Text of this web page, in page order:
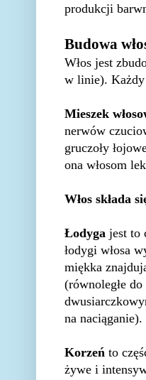
produkcji
Budowa
Włos jest
w linie). Każdy
Mieszek
nerwów
gruczoły
ona włosom
Włos składa
Łodyga jest to
łodygi włosa
miękka
(równoległe
na naciąganie).
Korzeń to
żywe i